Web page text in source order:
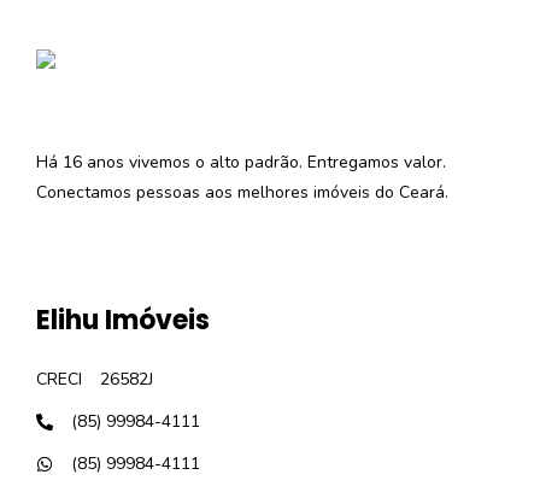
Há 16 anos vivemos o alto padrão. Entregamos valor.
Conectamos pessoas aos melhores imóveis do Ceará.
Elihu Imóveis
CRECI
26582J
(85) 99984-4111
(85) 99984-4111